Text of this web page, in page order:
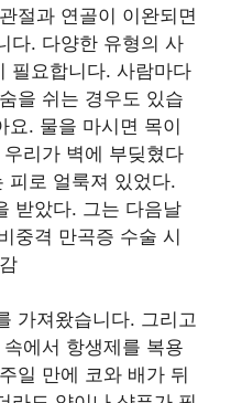
절과 연골이 이완되면
다. 다양한 유형의 사
필요합니다. 사람마다
을 쉬는 경우도 있습
요. 물을 마시면 목이
리가 벽에 부딪혔다
피로 얼룩져 있었다.
받았다. 그는 다음날
중격 만곡증 수술 시
가져왔습니다. 그리고
에서 항생제를 복용
일 만에 코와 배가 뒤